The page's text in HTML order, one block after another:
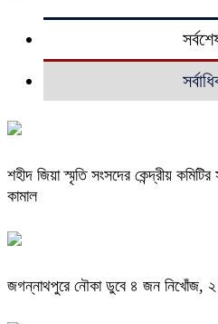
শহীদ জিয়া স্মৃতি সংসদের কেন্দ্রীয়
কামাল
জগন্নাথপুরে নৌকা ডুবে ৪ জন নিখোঁজ, ২